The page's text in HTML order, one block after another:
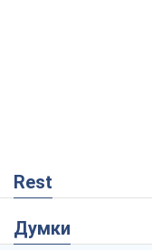
Rest
Думки